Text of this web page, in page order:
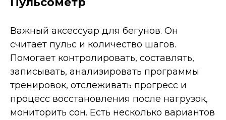
Важный аксессуар для бегунов. Он
считает пульс и количество шагов.
Помогает контролировать, составлять,
записывать, анализировать программы
тренировок, отслеживать прогресс и
процесс восстановления после нагрузок,
мониторить сон. Есть несколько вариантов